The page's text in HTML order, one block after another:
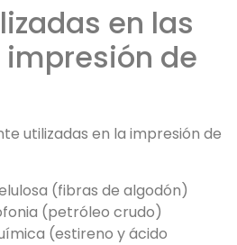
en las
de
utilizadas en la impresión de
(fibras de algodón)
(petróleo crudo)
(estireno y ácido